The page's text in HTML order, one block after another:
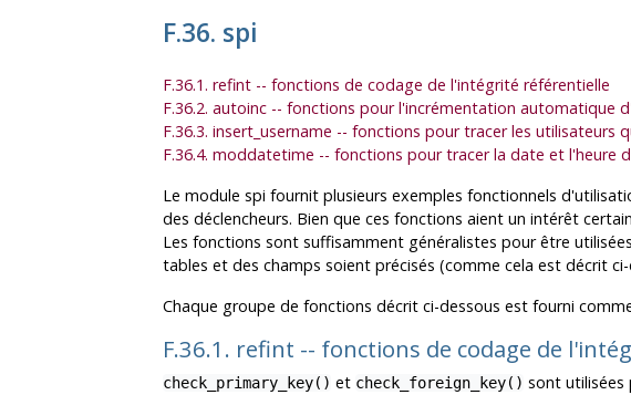
F.36. spi
F.36.1. refint -- fonctions de codage de l'intégrité référentielle
F.36.2. autoinc -- fonctions pour l'incrémentation automatique
F.36.3. insert_username -- fonctions pour tracer les utilisateurs
F.36.4. moddatetime -- fonctions pour tracer la date et l'heure
Le module spi fournit plusieurs exemples fonctionnels
des déclencheurs. Bien que ces fonctions aient un intérêt
Les fonctions sont suffisamment généralistes pour être
tables et des champs soient précisés (comme cela est décrit ci-
Chaque groupe de fonctions décrit ci-dessous est fourni
F.36.1. refint -- fonctions de codage de
check_primary_key() et check_foreign_key() sont utilisées